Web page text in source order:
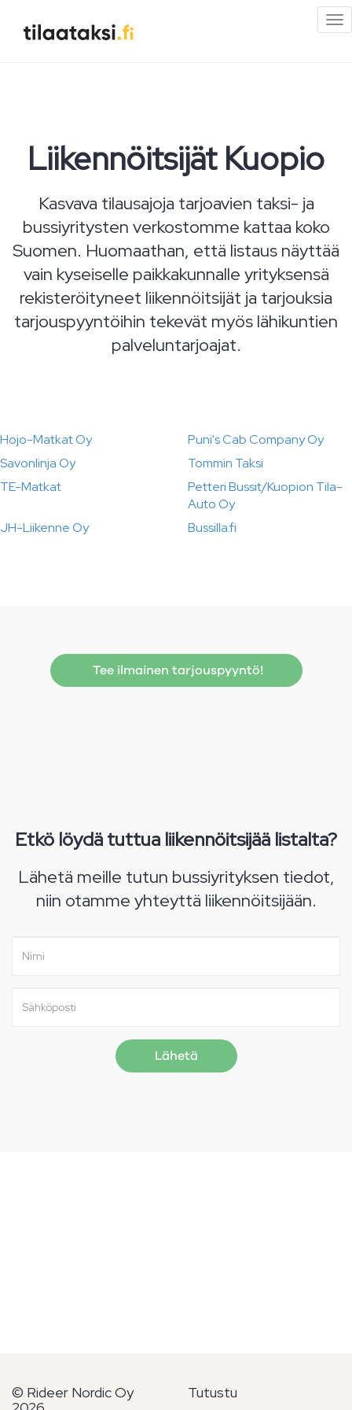
Liikennöitsijät Kuopio
Kasvava tilausajoja tarjoavien taksi- ja
bussiyritysten verkostomme kattaa koko
Suomen. Huomaathan, että listaus näyttää
vain kyseiselle paikkakunnalle yrityksensä
rekisteröityneet liikennöitsijät ja tarjouksia
tarjouspyyntöihin tekevät myös lähikuntien
palveluntarjoajat.
Hojo-Matkat Oy
Puni's Cab Company Oy
Savonlinja Oy
Tommin Taksi
TE-Matkat
Petteri Bussit/Kuopion Tila-
Auto Oy
JH-Liikenne Oy
Bussilla.fi
Tee ilmainen tarjouspyyntö!
Etkö löydä tuttua liikennöitsijää listalta?
Lähetä meille tutun bussiyrityksen tiedot,
niin otamme yhteyttä liikennöitsijään.
© Rideer Nordic Oy
Tutustu